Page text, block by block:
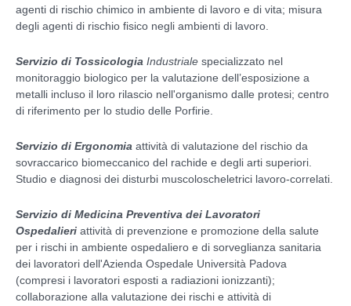
agenti di rischio chimico in ambiente di lavoro e di vita; misura
degli agenti di rischio fisico negli ambienti di lavoro.
Servizio di Tossicologia Industriale specializzato nel
monitoraggio biologico per la valutazione dell’esposizione a
metalli incluso il loro rilascio nell'organismo dalle protesi; centro
di riferimento per lo studio delle Porfirie.
Servizio di Ergonomia attività di valutazione del rischio da
sovraccarico biomeccanico del rachide e degli arti superiori.
Studio e diagnosi dei disturbi muscoloscheletrici lavoro-correlati.
Servizio di Medicina Preventiva dei Lavoratori
Ospedalieri attività di prevenzione e promozione della salute
per i rischi in ambiente ospedaliero e di sorveglianza sanitaria
dei lavoratori dell'Azienda Ospedale Università Padova
(compresi i lavoratori esposti a radiazioni ionizzanti);
collaborazione alla valutazione dei rischi e attività di